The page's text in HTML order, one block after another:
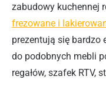
zabudowy kuchennej
frezowane i
prezentują się bardzo
do podobnych mebli
regałów, szafek RTV,